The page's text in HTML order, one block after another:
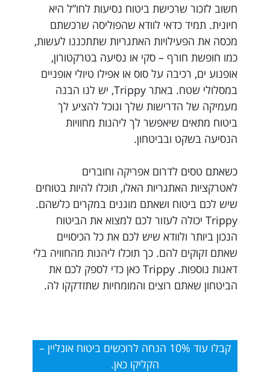
חשוב לזכור שרכישת ביטוח נסיעות לחו”ל היא
חיונית. תמיד כדאי לוודא שהפוליסה שרכשתם
מכסה את הפעילויות האתגריות שתתכננו לעשות,
כמו חופשת חורף – סקי או נסיעה בטרקטורון,
אופנוע ים, רכיבה על סוס או אפילו טיולי אופניים
במסלולי שטח. באתר Trippy, יש לנו הבנה
מעמיקה של הדרישות שלך ונוכל להציע לך
ביטוח מתאים שיאפשר לך ליהנות מחוויות
הנסיעה בשקט ובביטחון.
כשאתם טסים לדרום אפריקה וחוברים
לאטרקציות האתגריות האלו, תוכלו להיות בטוחים
שיש לכם ביטוח ושאתם מוגנים במקרים כלשהם.
Trippy יכולה לעזור לכם למצוא את הביטוח
הנכון ביותר ולוודא שיש לכם את כל הכיסויים
שאתם זקוקים להם. כך תוכלו ליהנות מהחוויה בלי
דאגות נוספות. Trippy כאן כדי לספק לכם את
הביטחון שאתם רוצים והמומחיות שתזדקקו לה.
קבלו עוד 10% הנחה לרוכשים ביטוח אונליין –
הקליקו כאן.